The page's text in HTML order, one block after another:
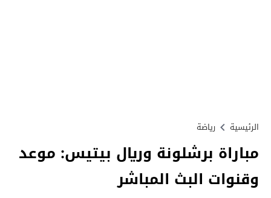
الرئيسية رياضة
مباراة برشلونة وريال بيتيس: موعد
وقنوات البث المباشر